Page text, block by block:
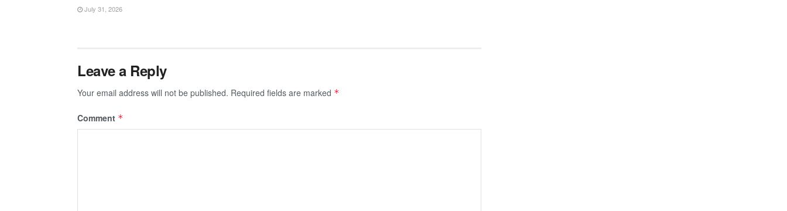
July 31, 2026
Leave a Reply
Your email address will not be published. Required fields are marked *
Comment *